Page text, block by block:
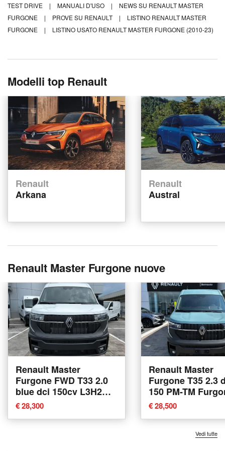
TEST DRIVE
| MANUALI D'USO |
NEWS SU RENAULT MASTER
FURGONE
| PROVE SU RENAULT |
LISTINO RENAULT MASTER
FURGONE
| LISTINO USATO RENAULT MASTER FURGONE (2010-23)
Modelli top Renault
Renault
Arkana
Renault
Austral
Renault Master Furgone nuove
Renault Master
Furgone FWD T33 2.0
blue dci 150cv L3H2
eag9 nuova a
Conegliano
€ 28,300
Renault Master
Furgone T35 2.3
150 PM-TM
Energy Ice
Conegliano
€ 28,500
Vedi tutte